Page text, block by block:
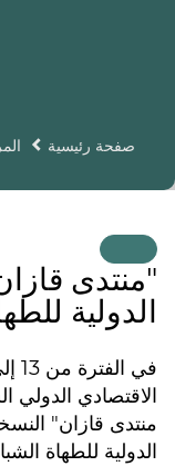
صفحة رئيسية
"منتدى
الدولية
الاقتصادي الدولي
منتدى قازان"
الدولية للطهاة